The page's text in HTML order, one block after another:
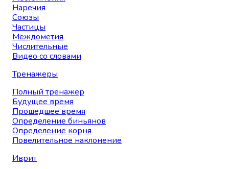
Наречия
Союзы
Частицы
Междометия
Числительные
Видео со словами
Тренажеры
Полный тренажер
Будущее время
Прошедшее время
Определение биньянов
Определение корня
Повелительное наклонение
Иврит